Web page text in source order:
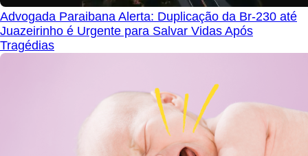
Advogada Paraibana Alerta: Duplicação da Br-230 até
Juazeirinho é Urgente para Salvar Vidas Após
Tragédias